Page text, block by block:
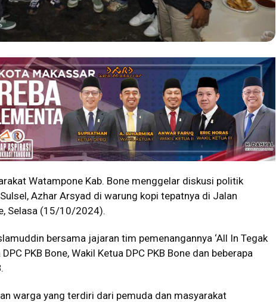
Watampone Kab. Bone menggelar diskusi politik
Azhar Arsyad di warung kopi tepatnya di Jalan
Selasa (15/10/2024).
bersama jajaran tim pemenangannya ‘All In Tegak
PKB Bone, Wakil Ketua DPC PKB Bone dan beberapa
warga yang terdiri dari pemuda dan masyarakat